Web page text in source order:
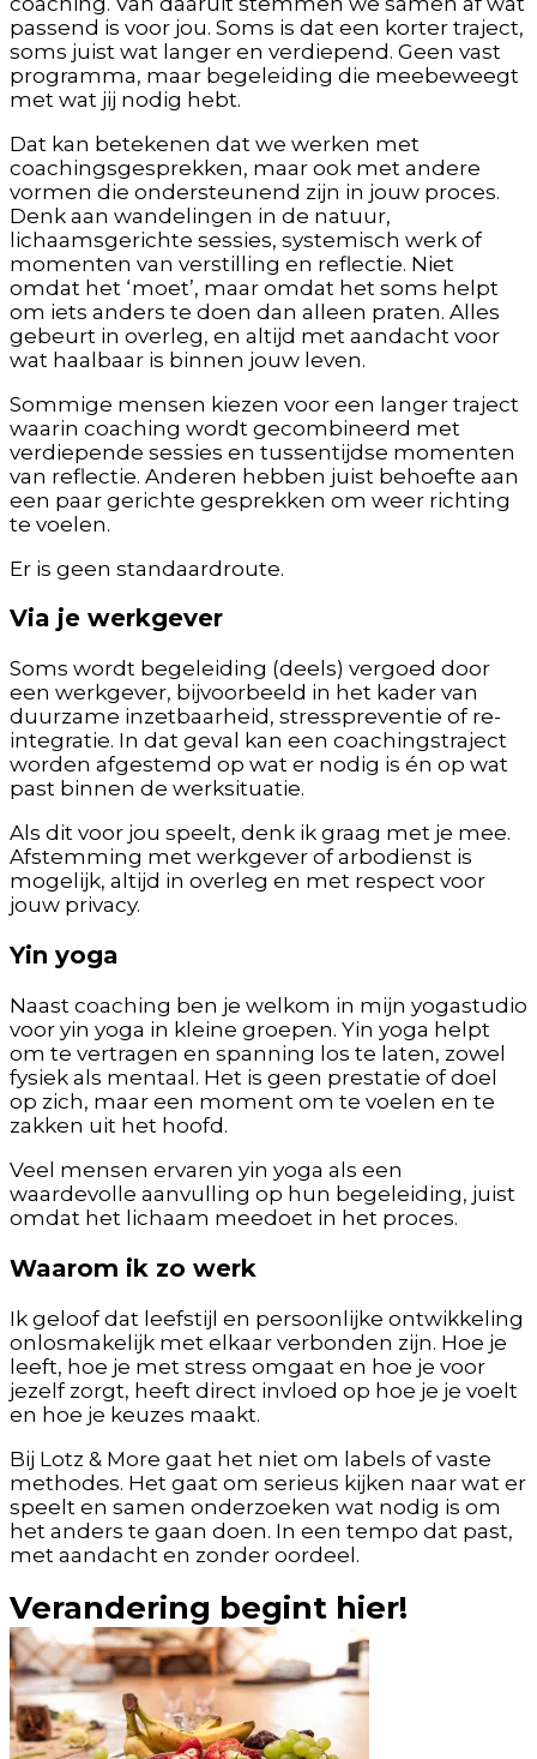
passend is voor jou. Soms is dat een korter traject,
soms juist wat langer en verdiepend. Geen vast
programma, maar begeleiding die meebeweegt
met wat jij nodig hebt.
Dat kan betekenen dat we werken met
coachingsgesprekken, maar ook met andere
vormen die ondersteunend zijn in jouw proces.
Denk aan wandelingen in de natuur,
lichaamsgerichte sessies, systemisch werk of
momenten van verstilling en reflectie. Niet
omdat het ‘moet’, maar omdat het soms helpt
om iets anders te doen dan alleen praten. Alles
gebeurt in overleg, en altijd met aandacht voor
wat haalbaar is binnen jouw leven.
Sommige mensen kiezen voor een langer traject
waarin coaching wordt gecombineerd met
verdiepende sessies en tussentijdse momenten
van reflectie. Anderen hebben juist behoefte aan
een paar gerichte gesprekken om weer richting
te voelen.
Er is geen standaardroute.
Via je werkgever
Soms wordt begeleiding (deels) vergoed door
een werkgever, bijvoorbeeld in het kader van
duurzame inzetbaarheid, stresspreventie of re-
integratie. In dat geval kan een coachingstraject
worden afgestemd op wat er nodig is én op wat
past binnen de werksituatie.
Als dit voor jou speelt, denk ik graag met je mee.
Afstemming met werkgever of arbodienst is
mogelijk, altijd in overleg en met respect voor
jouw privacy.
Yin yoga
Naast coaching ben je welkom in mijn yogastudio
voor yin yoga in kleine groepen. Yin yoga helpt
om te vertragen en spanning los te laten, zowel
fysiek als mentaal. Het is geen prestatie of doel
op zich, maar een moment om te voelen en te
zakken uit het hoofd.
Veel mensen ervaren yin yoga als een
waardevolle aanvulling op hun begeleiding, juist
omdat het lichaam meedoet in het proces.
Waarom ik zo werk
Ik geloof dat leefstijl en persoonlijke ontwikkeling
onlosmakelijk met elkaar verbonden zijn. Hoe je
leeft, hoe je met stress omgaat en hoe je voor
jezelf zorgt, heeft direct invloed op hoe je je voelt
en hoe je keuzes maakt.
Bij Lotz & More gaat het niet om labels of vaste
methodes. Het gaat om serieus kijken naar wat er
speelt en samen onderzoeken wat nodig is om
het anders te gaan doen. In een tempo dat past,
met aandacht en zonder oordeel.
Verandering begint hier!